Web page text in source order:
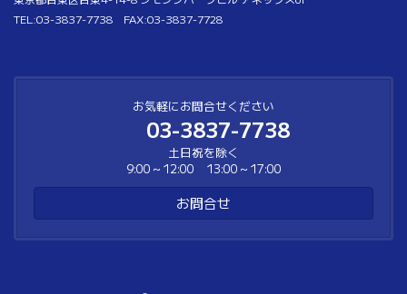
TEL:03-3837-7738 FAX:03-3837-7728
お気軽にお問合せください
03-3837-7738
土日祝を除く
9:00～12:00 13:00～17:00
お問合せ